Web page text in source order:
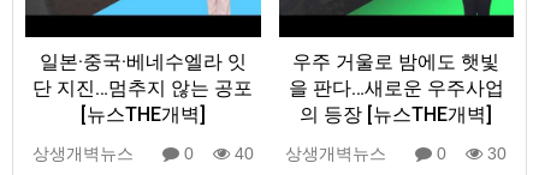
일본·중국·베네수엘라 잇
단 지진…멈추지 않는 공포
[뉴스THE개벽]
상생개벽뉴스 0 40
우주 거울로 밤에도 햇빛
을 판다…새로운 우주사업
의 등장 [뉴스THE개벽]
상생개벽뉴스 0 30